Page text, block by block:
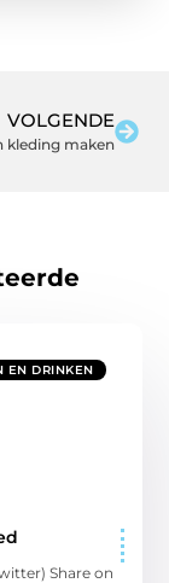
VOLGENDE
kleding maken
EN DRINKEN
Share on